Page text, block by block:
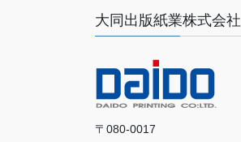
大同出版紙業株式会社
〒080-0017